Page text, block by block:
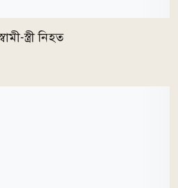
স্ত্রী নিহত